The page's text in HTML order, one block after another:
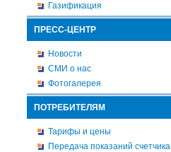
Газификация
ПРЕСС-ЦЕНТР
Новости
СМИ о нас
Фотогалерея
ПОТРЕБИТЕЛЯМ
Тарифы и цены
Передача показаний счетчика